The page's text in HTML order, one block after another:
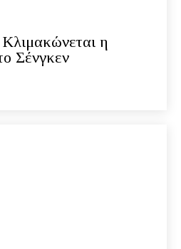
Κλιμακώνεται η
Σένγκεν